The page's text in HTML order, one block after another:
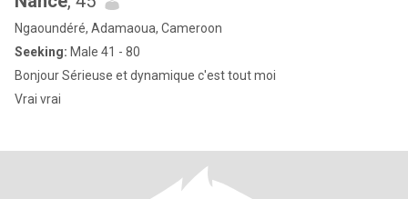
Ngaoundéré, Adamaoua, Cameroon
Seeking: Male 41 - 80
Bonjour Sérieuse et dynamique c'est tout moi
Vrai vrai